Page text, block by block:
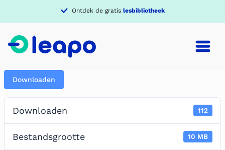
Ontdek de gratis lesbibliotheek
Downloaden
Downloaden 112
Bestandsgrootte 10 MB